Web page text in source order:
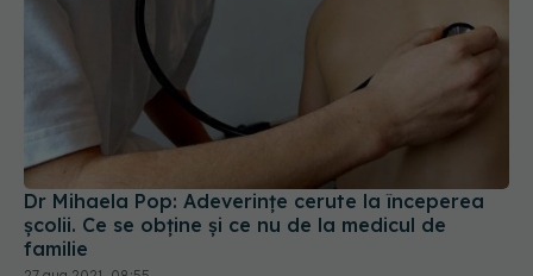
Dr Mihaela Pop: Adeverințe cerute la începerea
școlii. Ce se obține și ce nu de la medicul de
familie